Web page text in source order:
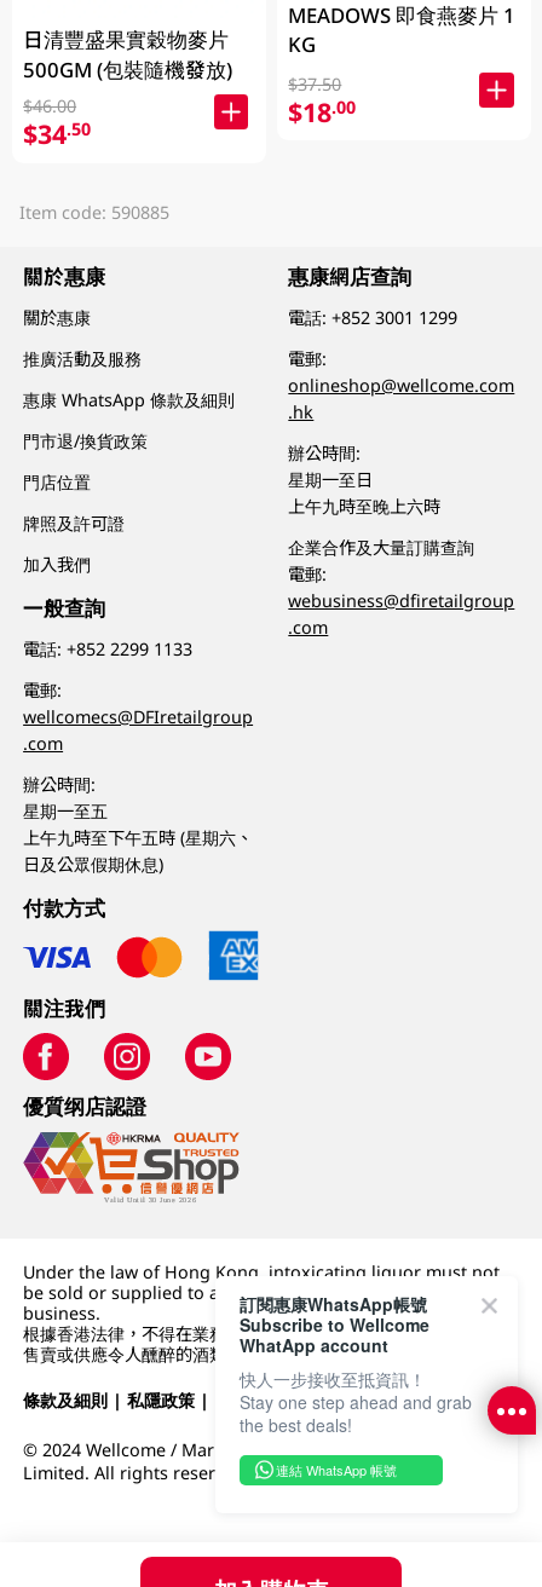
日清豐盛果實穀物麥片
500GM (包裝隨機發放)
$46.00
$34.50
MEADOWS 即食燕麥片 1
KG
$37.50
$18.00
Item code: 590885
關於惠康
關於惠康
推廣活動及服務
惠康 WhatsApp 條款及細則
門市退/換貨政策
門店位置
牌照及許可證
加入我們
一般查詢
電話:+852 2299 1133
電郵:
wellcomecs@DFIretailgroup
.com
辦公時間:
星期一至五
上午九時至下午五時 (星期六、
日及公眾假期休息)
惠康網店查詢
電話:+852 3001 1299
電郵:
onlineshop@wellcome.com
.hk
辦公時間:
星期一至日
上午九時至晚上六時
企業合作及大量訂購查詢
電郵:
webusiness@dfiretailgroup
.com
付款方式
關注我們
優質纲店認證
Under the law of Hong Kong, intoxicating liquor must not
be sold or supplied to a minor (under 18) in the course of
business.
根據香港法律，不得在業務過程中，向未成年人 (18 歲以下人士)
售賣或供應令人醺醉的酒類。
條款及細則 |私隱政策 | DFI零售集團
© 2024 Wellcome / Market Place. The Dairy Farm Company
Limited. All rights reserved.
訂閱惠康WhatsApp帳號
Subscribe to Wellcome
WhatApp account
快人一步接收至抵資訊！
Stay one step ahead and grab
the best deals!
連結 WhatsApp 帳號